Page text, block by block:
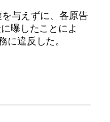
与えずに、各原告
曝したことによ
に違反した。